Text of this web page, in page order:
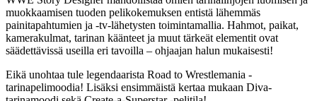
muokkaamisen tuoden pelikokemuksen entistä lähemmäs
painitapahtumien ja -tv-lähetysten toimintamallia. Hahmot, paikat,
kamerakulmat, tarinan käänteet ja muut tärkeät elementit ovat
säädettävissä useilla eri tavoilla – ohjaajan halun mukaisesti!
Eikä unohtaa tule legendaarista Road to Wrestlemania -
tarinapelimoodia! Lisäksi ensimmäistä kertaa mukaan Diva-